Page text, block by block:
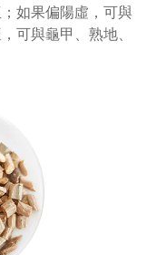
如果偏陽虛，可與
可與龜甲、熟地、